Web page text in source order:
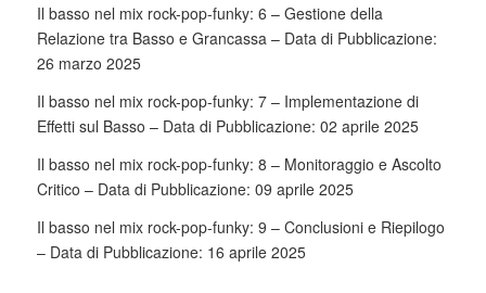
Il basso nel mix rock-pop-funky: 6 – Gestione della
Relazione tra Basso e Grancassa – Data di Pubblicazione:
26 marzo 2025
Il basso nel mix rock-pop-funky: 7 – Implementazione di
Effetti sul Basso – Data di Pubblicazione: 02 aprile 2025
Il basso nel mix rock-pop-funky: 8 – Monitoraggio e Ascolto
Critico – Data di Pubblicazione: 09 aprile 2025
Il basso nel mix rock-pop-funky: 9 – Conclusioni e Riepilogo
– Data di Pubblicazione: 16 aprile 2025